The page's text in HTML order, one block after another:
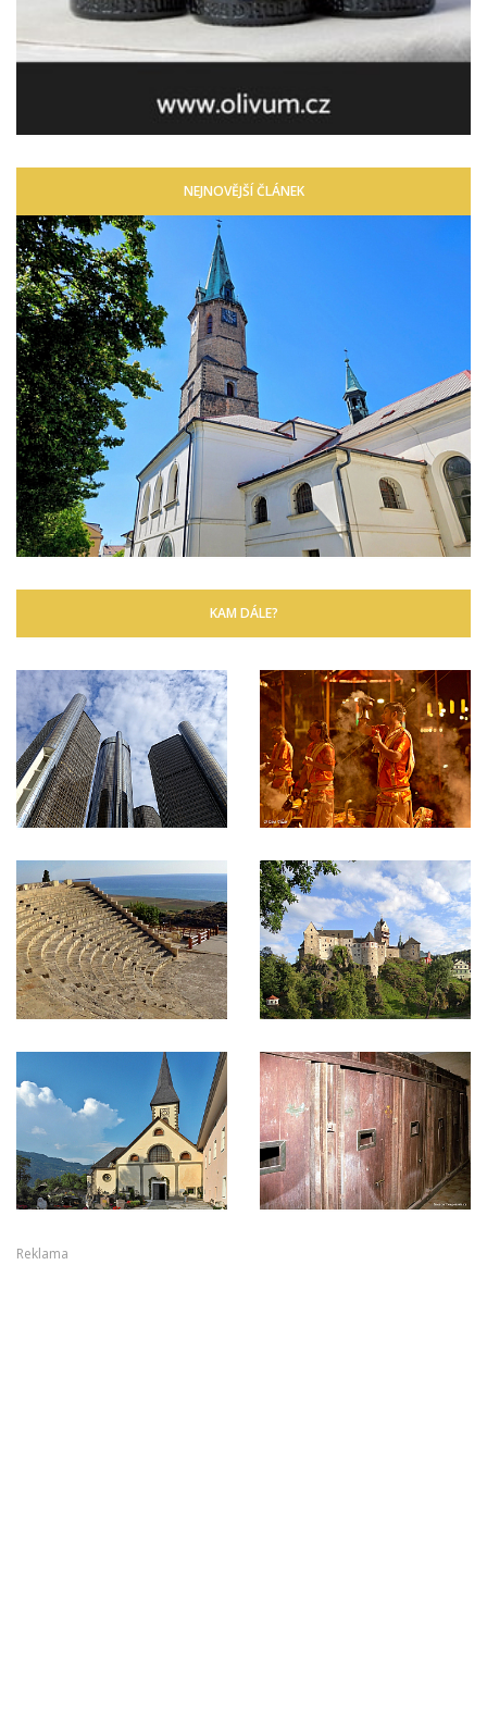
NEJNOVĚJŠÍ ČLÁNEK
KAM DÁLE?
Reklama